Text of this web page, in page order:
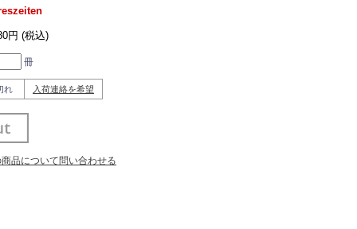
円 (税込)
冊
れ 入荷連絡を希望
商品について問い合わせる